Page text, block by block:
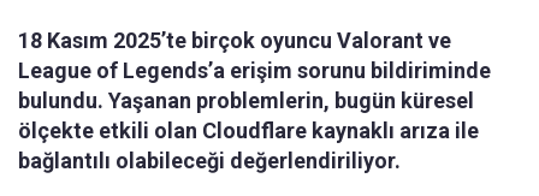
18 Kasım 2025’te birçok oyuncu Valorant ve
League of Legends’a erişim sorunu bildiriminde
bulundu. Yaşanan problemlerin, bugün küresel
ölçekte etkili olan Cloudflare kaynaklı arıza ile
bağlantılı olabileceği değerlendiriliyor.